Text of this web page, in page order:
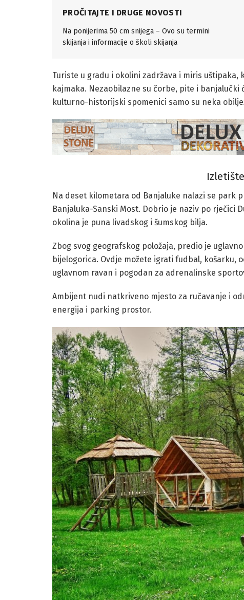
PROČITAJTE I DRUGE NOVOSTI
Na ponijerima 50 cm snijega – Ovo su termini
skijanja i informacije o školi skijanja
Turiste u gradu i okolini zadržava i miris uštipaka,
kajmaka. Nezaobilazne su čorbe, pite i
kulturno-historijski spomenici samo su neka
Na deset kilometara od Banjaluke nalazi se park
Banjaluka-Sanski Most. Dobrio je naziv po rječici
okolina je puna livadskog i šumskog bilja.
Zbog svog geografskog položaja, predio je
bijelogorica. Ovdje možete igrati fudbal, košarku,
uglavnom ravan i pogodan za adrenalinske
Ambijent nudi natkriveno mjesto za ručavanje i
energija i parking prostor.